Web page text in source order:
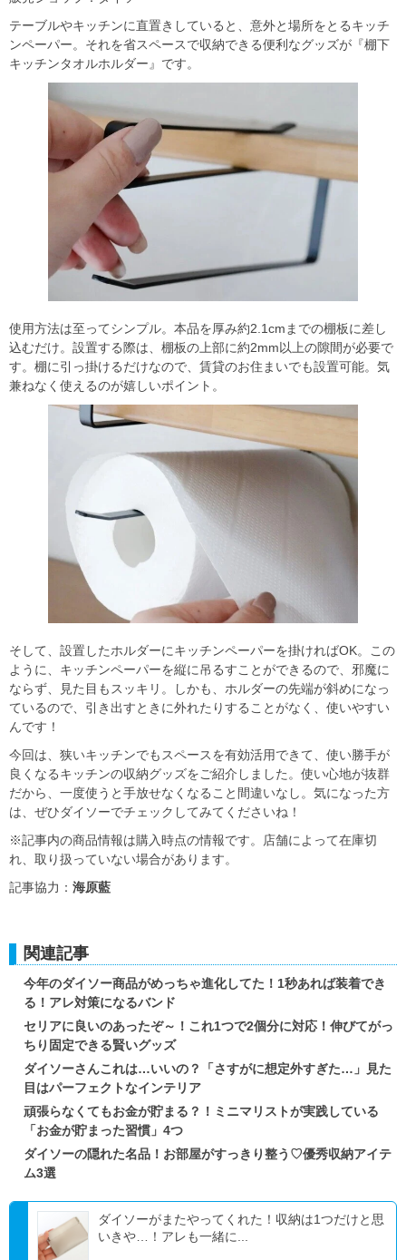
テーブルやキッチンに直置きしていると、意外と場所をとるキッチ
ンペーパー。それを省スペースで収納できる便利なグッズが『棚下
キッチンタオルホルダー』です。
使用方法は至ってシンプル。本品を厚み約2.1cmまでの棚板に差し
込むだけ。設置する際は、棚板の上部に約2mm以上の隙間が必要で
す。棚に引っ掛けるだけなので、賃貸のお住まいでも設置可能。気
兼ねなく使えるのが嬉しいポイント。
そして、設置したホルダーにキッチンペーパーを掛ければOK。この
ように、キッチンペーパーを縦に吊るすことができるので、邪魔に
ならず、見た目もスッキリ。しかも、ホルダーの先端が斜めになっ
ているので、引き出すときに外れたりすることがなく、使いやすい
んです！
今回は、狭いキッチンでもスペースを有効活用できて、使い勝手が
良くなるキッチンの収納グッズをご紹介しました。使い心地が抜群
だから、一度使うと手放せなくなること間違いなし。気になった方
は、ぜひダイソーでチェックしてみてくださいね！
※記事内の商品情報は購入時点の情報です。店舗によって在庫切
れ、取り扱っていない場合があります。
記事協力： 海原藍
関連記事
今年のダイソー商品がめっちゃ進化してた！1秒あれば装着でき
る！アレ対策になるバンド
セリアに良いのあったぞ～！これ1つで2個分に対応！伸びてがっ
ちり固定できる賢いグッズ
ダイソーさんこれは…いいの？「さすがに想定外すぎた…」見た
目はパーフェクトなインテリア
頑張らなくてもお金が貯まる？！ミニマリストが実践している
「お金が貯まった習慣」4つ
ダイソーの隠れた名品！お部屋がすっきり整う♡優秀収納アイテ
ム3選
ダイソーがまたやってくれた！収納は1つだけと思
いきや…！アレも一緒に...